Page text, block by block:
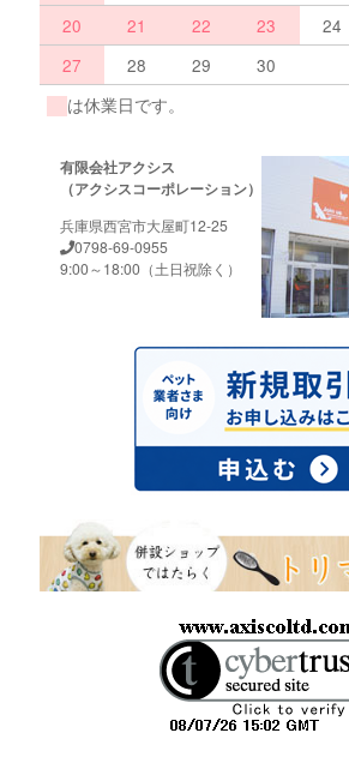
20
21 22 23 24
27
28 29
30
は休業日です。
有限会社アクシス
（アクシスコーポレーション）
兵庫県西宮市大屋町12-25
0798-69-0955
9:00～18:00（土日祝除く）